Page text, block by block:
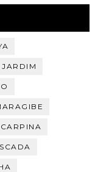
CARPINA